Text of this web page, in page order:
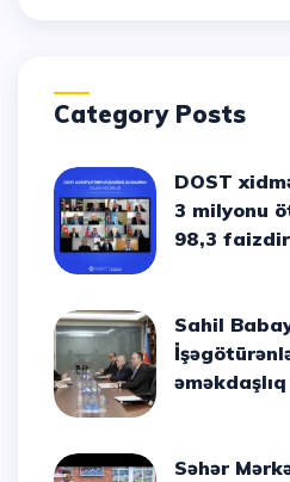
Category Posts
DOST xidmətlərinə müraciətlər
3 milyonu
98,3 faizdir
Sahil Babayev və Beynəlxalq
əməkdaşlıq
Səhər Mərkəzi – Roza Zərgərli,